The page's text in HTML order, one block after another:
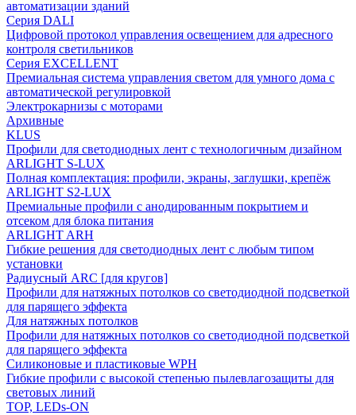
автоматизации зданий
Серия DALI
Цифровой протокол управления освещением для адресного
контроля светильников
Серия EXCELLENT
Премиальная система управления светом для умного дома с
автоматической регулировкой
Электрокарнизы с моторами
Архивные
KLUS
Профили для светодиодных лент с технологичным дизайном
ARLIGHT S-LUX
Полная комплектация: профили, экраны, заглушки, крепёж
ARLIGHT S2-LUX
Премиальные профили с анодированным покрытием и
отсеком для блока питания
ARLIGHT ARH
Гибкие решения для светодиодных лент с любым типом
установки
Радиусный ARC [для кругов]
Профили для натяжных потолков со светодиодной подсветкой
для парящего эффекта
Для натяжных потолков
Профили для натяжных потолков со светодиодной подсветкой
для парящего эффекта
Силиконовые и пластиковые WPH
Гибкие профили с высокой степенью пылевлагозащиты для
световых линий
TOP, LEDs-ON